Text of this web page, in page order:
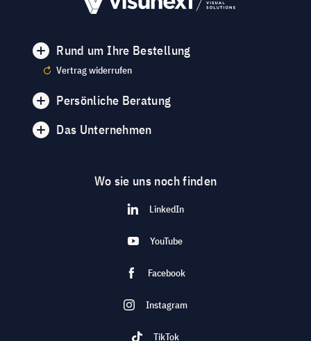
Rund um Ihre Bestellung
Vertrag widerrufen
Persönliche Beratung
Das Unternehmen
Wo sie uns noch finden
LinkedIn
YouTube
Facebook
Instagram
TikTok